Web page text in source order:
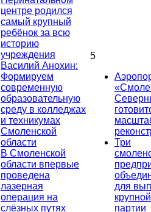
центре родился
самый крупный
ребёнок за всю
историю
учреждения
Василий Анохин:
Формируем
современную
образовательную
среду в колледжах
и техникумах
Смоленской
области
В Смоленской
области впервые
проведена
лазерная
операция на
слёзных путях
5
Три
для
крупной
партии